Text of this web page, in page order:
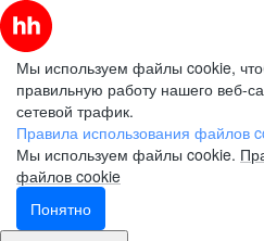
Мы используем файлы cookie,
правильную работу нашего веб-
сетевой трафик.
Правила использования файлов
Мы используем файлы cookie.
файлов cookie
Понятно